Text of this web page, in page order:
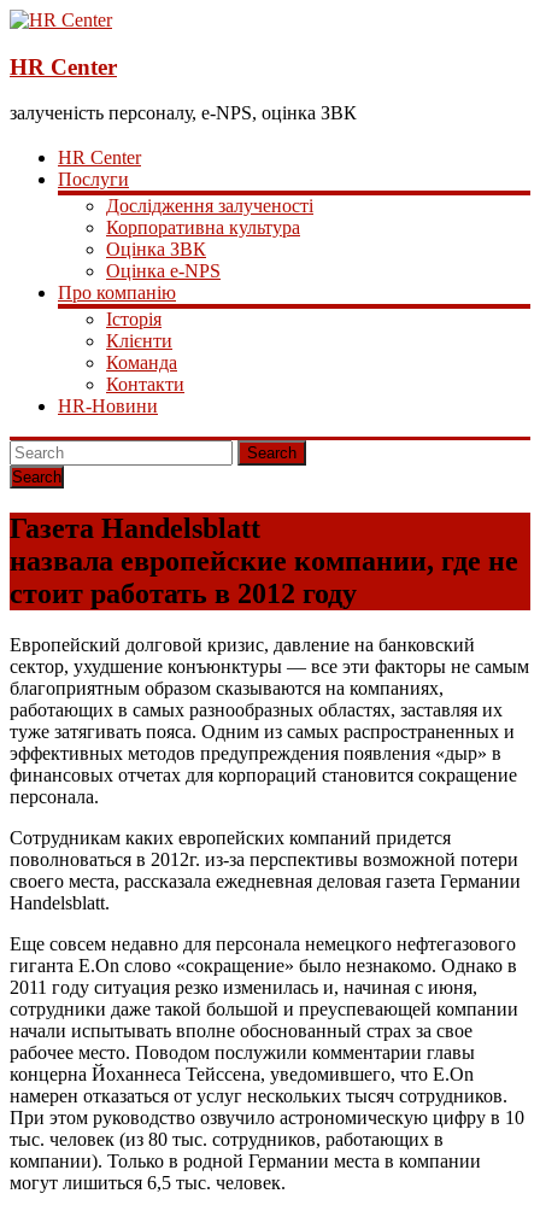
HR Center
залученість персоналу, e-NPS, оцінка ЗВК
HR Center
Послуги
Дослідження залученості
Корпоративна культура
Оцінка ЗВК
Оцінка e-NPS
Про компанію
Історія
Клієнти
Команда
Контакти
HR-Новини
Search
Газета Handelsblatt
назвала европейские компании, где не
стоит работать в 2012 году
Европейский долговой кризис, давление на банковский
сектор, ухудшение конъюнктуры — все эти факторы не самым
благоприятным образом сказываются на компаниях,
работающих в самых разнообразных областях, заставляя их
туже затягивать пояса. Одним из самых распространенных и
эффективных методов предупреждения появления «дыр» в
финансовых отчетах для корпораций становится сокращение
персонала.
Сотрудникам каких европейских компаний придется
поволноваться в 2012г. из-за перспективы возможной потери
своего места, рассказала ежедневная деловая газета Германии
Handelsblatt.
Еще совсем недавно для персонала немецкого нефтегазового
гиганта E.On слово «сокращение» было незнакомо. Однако в
2011 году ситуация резко изменилась и, начиная с июня,
сотрудники даже такой большой и преуспевающей компании
начали испытывать вполне обоснованный страх за свое
рабочее место. Поводом послужили комментарии главы
концерна Йоханнеса Тейссена, уведомившего, что E.On
намерен отказаться от услуг нескольких тысяч сотрудников.
При этом руководство озвучило астрономическую цифру в 10
тыс. человек (из 80 тыс. сотрудников, работающих в
компании). Только в родной Германии места в компании
могут лишиться 6,5 тыс. человек.